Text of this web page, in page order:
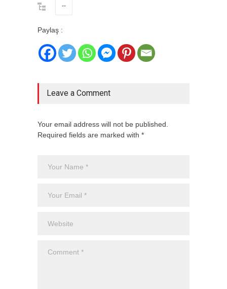
--
Paylaş :
Leave a Comment
Your email address will not be published.
Required fields are marked with *